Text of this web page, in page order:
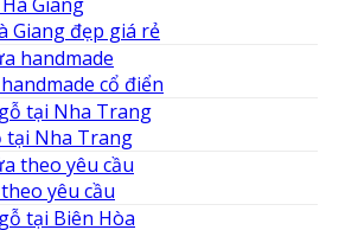
Giang đẹp giá rẻ
cổ điển
tại Nha Trang
yêu cầu